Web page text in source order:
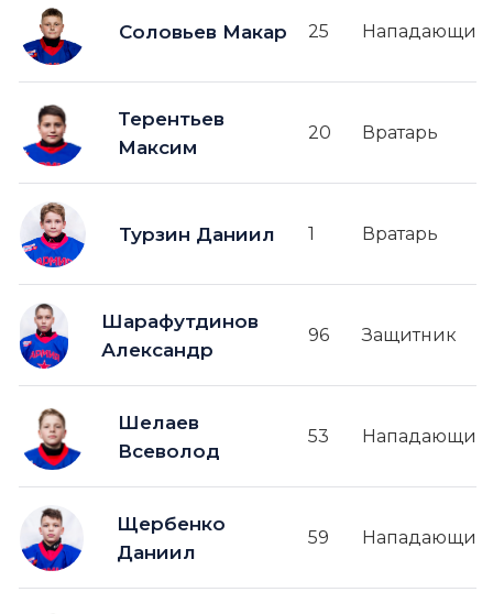
Соловьев Макар 25 Нападающий
Терентьев
Максим
20 Вратарь
Турзин Даниил 1 Вратарь
Шарафутдинов
Александр
96 Защитник
Шелаев
Всеволод
53 Нападающий
Щербенко
Даниил
59 Нападающий